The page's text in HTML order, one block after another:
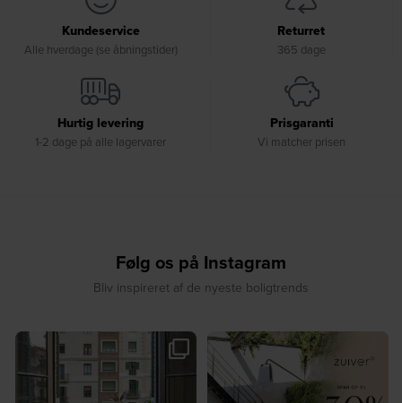
Kundeservice
Alle hverdage (se åbningstider)
Returret
365 dage
Hurtig levering
1-2 dage på alle lagervarer
Prisgaranti
Vi matcher prisen
Følg os på Instagram
Bliv inspireret af de nyeste boligtrends
🤍 Rå materialer møder tidløst design⁠
...
7 0
✨ Spar op til 30 % på udvalgte
produkter fra
2